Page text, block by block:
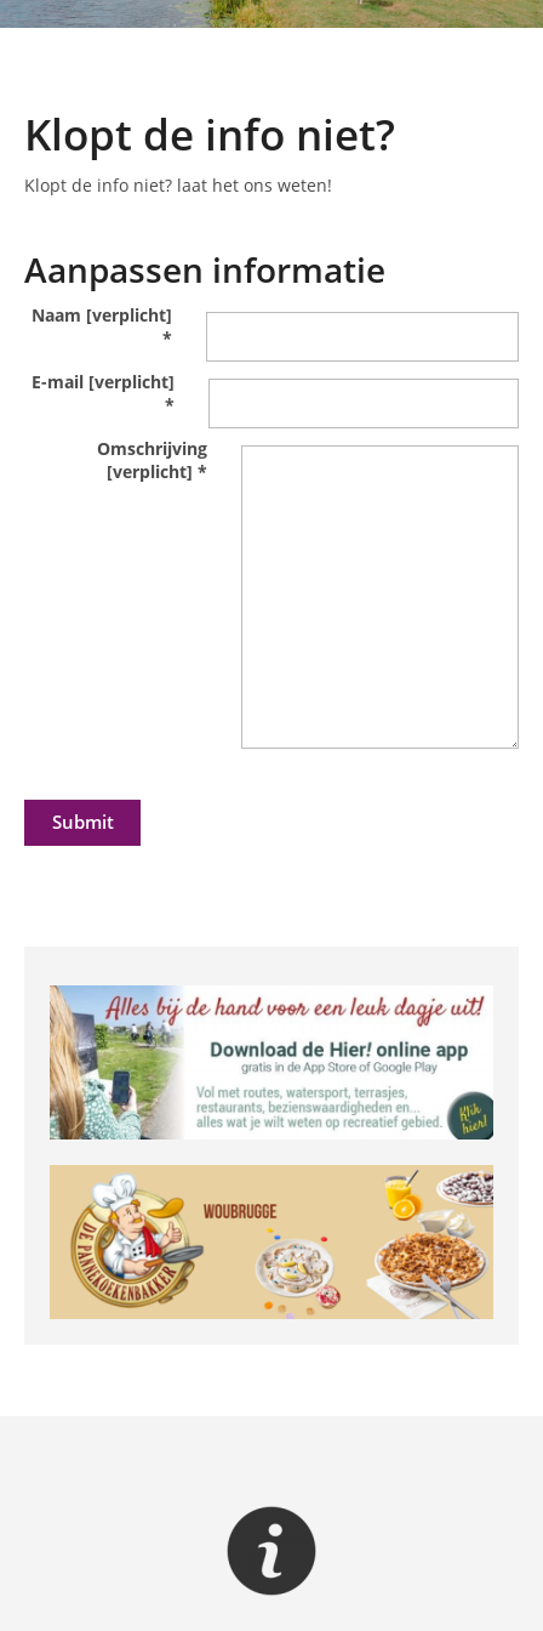
Klopt de info niet?
Klopt de info niet? laat het ons weten!
Aanpassen informatie
Naam [verplicht]
*
E-mail [verplicht]
*
Omschrijving
[verplicht]*